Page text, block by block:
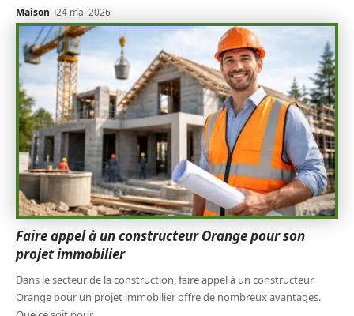
Maison 24 mai 2026
Faire appel à un constructeur Orange pour son
projet immobilier
Dans le secteur de la construction, faire appel à un constructeur
Orange pour un projet immobilier offre de nombreux avantages.